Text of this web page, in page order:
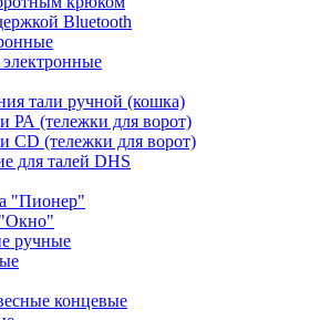
Bluetooth
тали ручной (кошка)
РА (тележки для ворот)
CD (тележки для ворот)
для талей DHS
"Пионер"
ручные
концевые